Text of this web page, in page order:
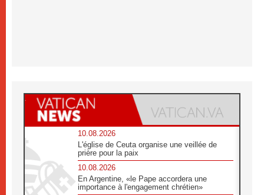
10.08.2026
L'église de Ceuta organise une veillée de
prière pour la paix
10.08.2026
En Argentine, «le Pape accordera une
importance à l'engagement chrétien»